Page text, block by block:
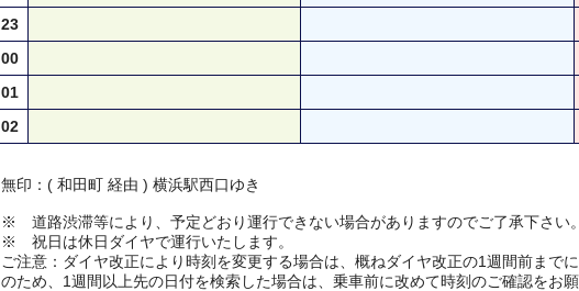
23
00
01
02
無印：( 和田町 経由 ) 横浜駅西口ゆき
※ 道路渋滞等により、予定どおり運行できない場合がありますのでご了承下さい。
※ 祝日は休日ダイヤで運行いたします。
ご注意：ダイヤ改正により時刻を変更する場合は、概ねダイヤ改正の1週間前まで
のため、1週間以上先の日付を検索した場合は、乗車前に改めて時刻のご確認をお願